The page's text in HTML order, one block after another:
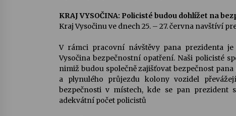
KRAJ VYSOČINA: Policisté budou dohlížet na
Kraj Vysočinu ve dnech 25. – 27. června navštíví
V rámci pracovní návštěvy pana prezidenta
Vysočina bezpečnostní opatření. Naši policisté
nimiž budou společně zajišťovat bezpečnost
a plynulého průjezdu kolony vozidel
bezpečnosti v místech, kde se pan prezident
adekvátní počet policistů